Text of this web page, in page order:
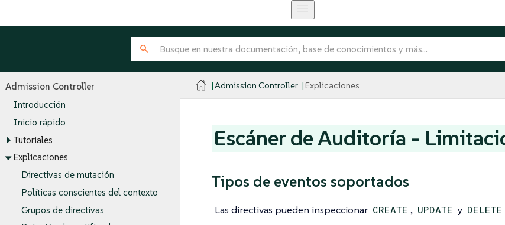
Admission Controller
Introducción
Inicio rápido
Tutoriales
Explicaciones
Directivas de mutación
Políticas conscientes del contexto
Grupos de directivas
Admission Controller Explicaciones
Escáner de Auditoría -
Tipos de eventos soportados
Las directivas pueden inspeccionar CREATE , UPDATE y DELETE